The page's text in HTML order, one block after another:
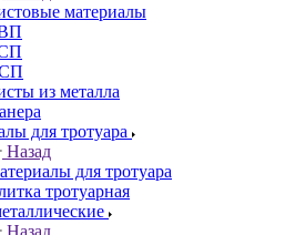
материалы
из металла
для тротуара
Назад
для тротуара
тротуарная
Назад